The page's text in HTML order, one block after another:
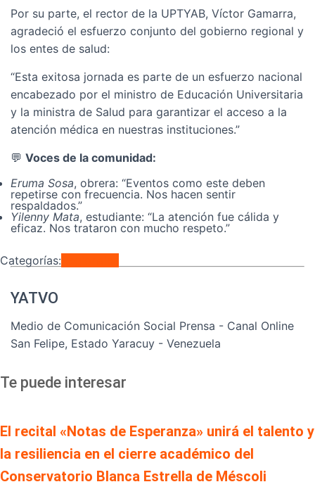
Por su parte, el rector de la UPTYAB, Víctor Gamarra,
agradeció el esfuerzo conjunto del gobierno regional y
los entes de salud:
“Esta exitosa jornada es parte de un esfuerzo nacional
encabezado por el ministro de Educación Universitaria
y la ministra de Salud para garantizar el acceso a la
atención médica en nuestras instituciones.”
💬 Voces de la comunidad:
Eruma Sosa, obrera: “Eventos como este deben
repetirse con frecuencia. Nos hacen sentir
respaldados.”
Yilenny Mata, estudiante: “La atención fue cálida y
eficaz. Nos trataron con mucho respeto.”
Categorías:
YATVO
Medio de Comunicación Social Prensa - Canal Online
San Felipe, Estado Yaracuy - Venezuela
Te puede interesar
El recital «Notas de Esperanza» unirá el talento y
la resiliencia en el cierre académico del
Conservatorio Blanca Estrella de Méscoli